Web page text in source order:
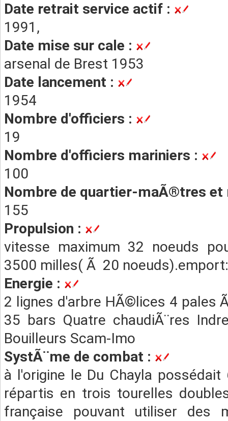
Date retrait service actif :
1991,
Date mise sur cale :
arsenal de Brest 1953
Date lancement :
1954
Nombre d'officiers :
19
Nombre d'officiers mariniers :
100
Nombre de quartier-maÃ®tres
155
Propulsion :
vitesse maximum 32 noeuds
3500 milles( Ã 20
Energie :
2 lignes d'arbre HÃ©lices 4
35 bars Quatre chaudiÃ¨res
Bouilleurs Scam-Imo
SystÃ¨me de combat :
à l'origine le Du Chayla
répartis en trois tourelles
française pouvant utiliser des